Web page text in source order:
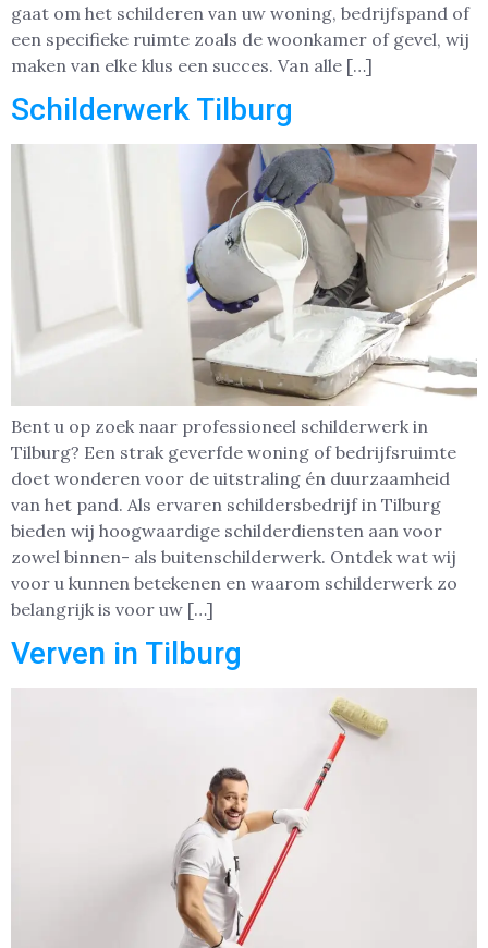
gaat om het schilderen van uw woning, bedrijfspand of
een specifieke ruimte zoals de woonkamer of gevel, wij
maken van elke klus een succes. Van alle […]
Schilderwerk Tilburg
Bent u op zoek naar professioneel schilderwerk in
Tilburg? Een strak geverfde woning of bedrijfsruimte
doet wonderen voor de uitstraling én duurzaamheid
van het pand. Als ervaren schildersbedrijf in Tilburg
bieden wij hoogwaardige schilderdiensten aan voor
zowel binnen- als buitenschilderwerk. Ontdek wat wij
voor u kunnen betekenen en waarom schilderwerk zo
belangrijk is voor uw […]
Verven in Tilburg